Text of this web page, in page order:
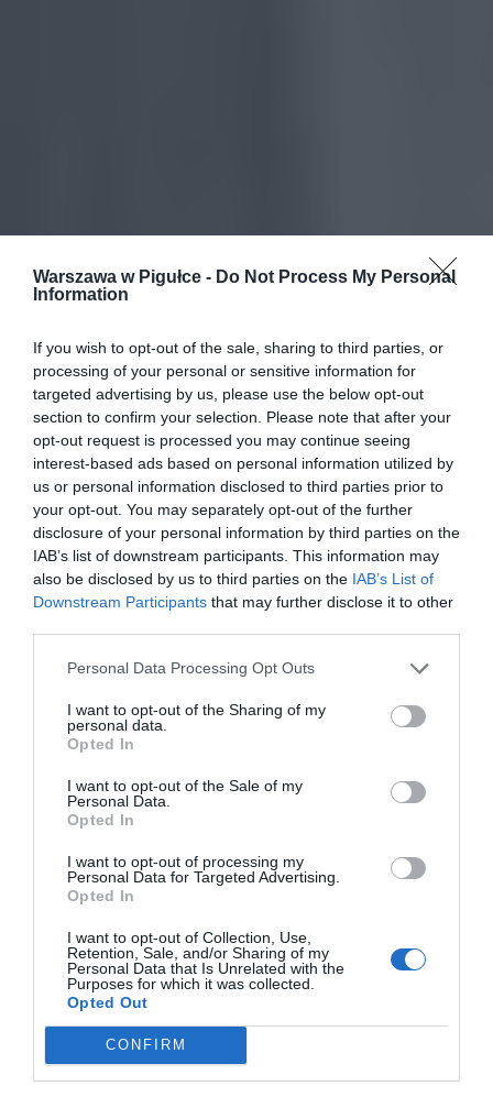
Warszawa w Pigułce - Do Not Process My Personal
Information
If you wish to opt-out of the sale, sharing to third parties, or
processing of your personal or sensitive information for
targeted advertising by us, please use the below opt-out
section to confirm your selection. Please note that after your
opt-out request is processed you may continue seeing
interest-based ads based on personal information utilized by
us or personal information disclosed to third parties prior to
your opt-out. You may separately opt-out of the further
disclosure of your personal information by third parties on the
IAB’s list of downstream participants. This information may
also be disclosed by us to third parties on the IAB’s List of
Downstream Participants that may further disclose it to other
Personal Data Processing Opt Outs
I want to opt-out of the Sharing of my
personal data.
Opted In
I want to opt-out of the Sale of my
Personal Data.
Opted In
I want to opt-out of processing my
Personal Data for Targeted Advertising.
Opted In
I want to opt-out of Collection, Use,
Retention, Sale, and/or Sharing of my
Personal Data that Is Unrelated with the
Purposes for which it was collected.
Opted Out
CONFIRM